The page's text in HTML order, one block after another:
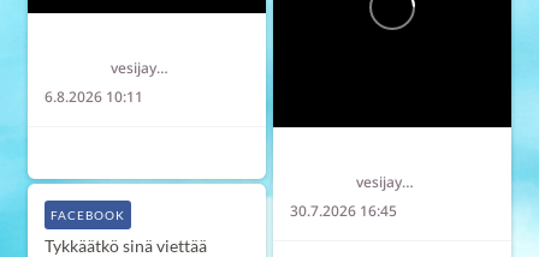
vesijaymparisto
6.8.2026 10:11
vesijaymparisto
30.7.2026 16:45
Tykkäätkö sinä viettää
FACEBOOK